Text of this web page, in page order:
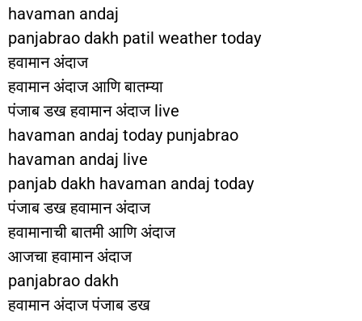
havaman andaj
panjabrao dakh patil weather today
हवामान अंदाज
हवामान अंदाज आणि बातम्या
पंजाब डख हवामान अंदाज live
havaman andaj today punjabrao
havaman andaj live
panjab dakh havaman andaj today
पंजाब डख हवामान अंदाज
हवामानाची बातमी आणि अंदाज
आजचा हवामान अंदाज
panjabrao dakh
हवामान अंदाज पंजाब डख